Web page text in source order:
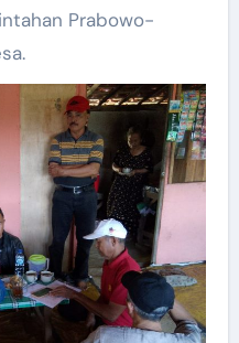
Prabowo-